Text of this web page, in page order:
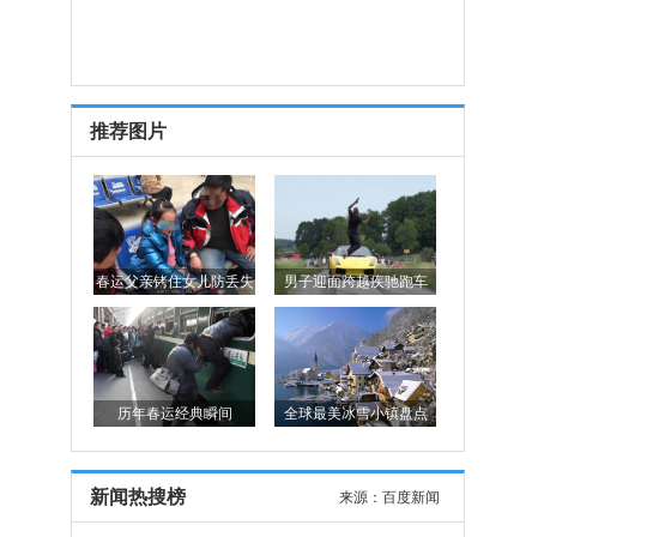
推荐图片
春运父亲铐住女儿防丢失 男子迎面跨越疾驰跑车
历年春运经典瞬间 全球最美冰雪小镇盘点
来源： 百度新闻
新闻热搜榜